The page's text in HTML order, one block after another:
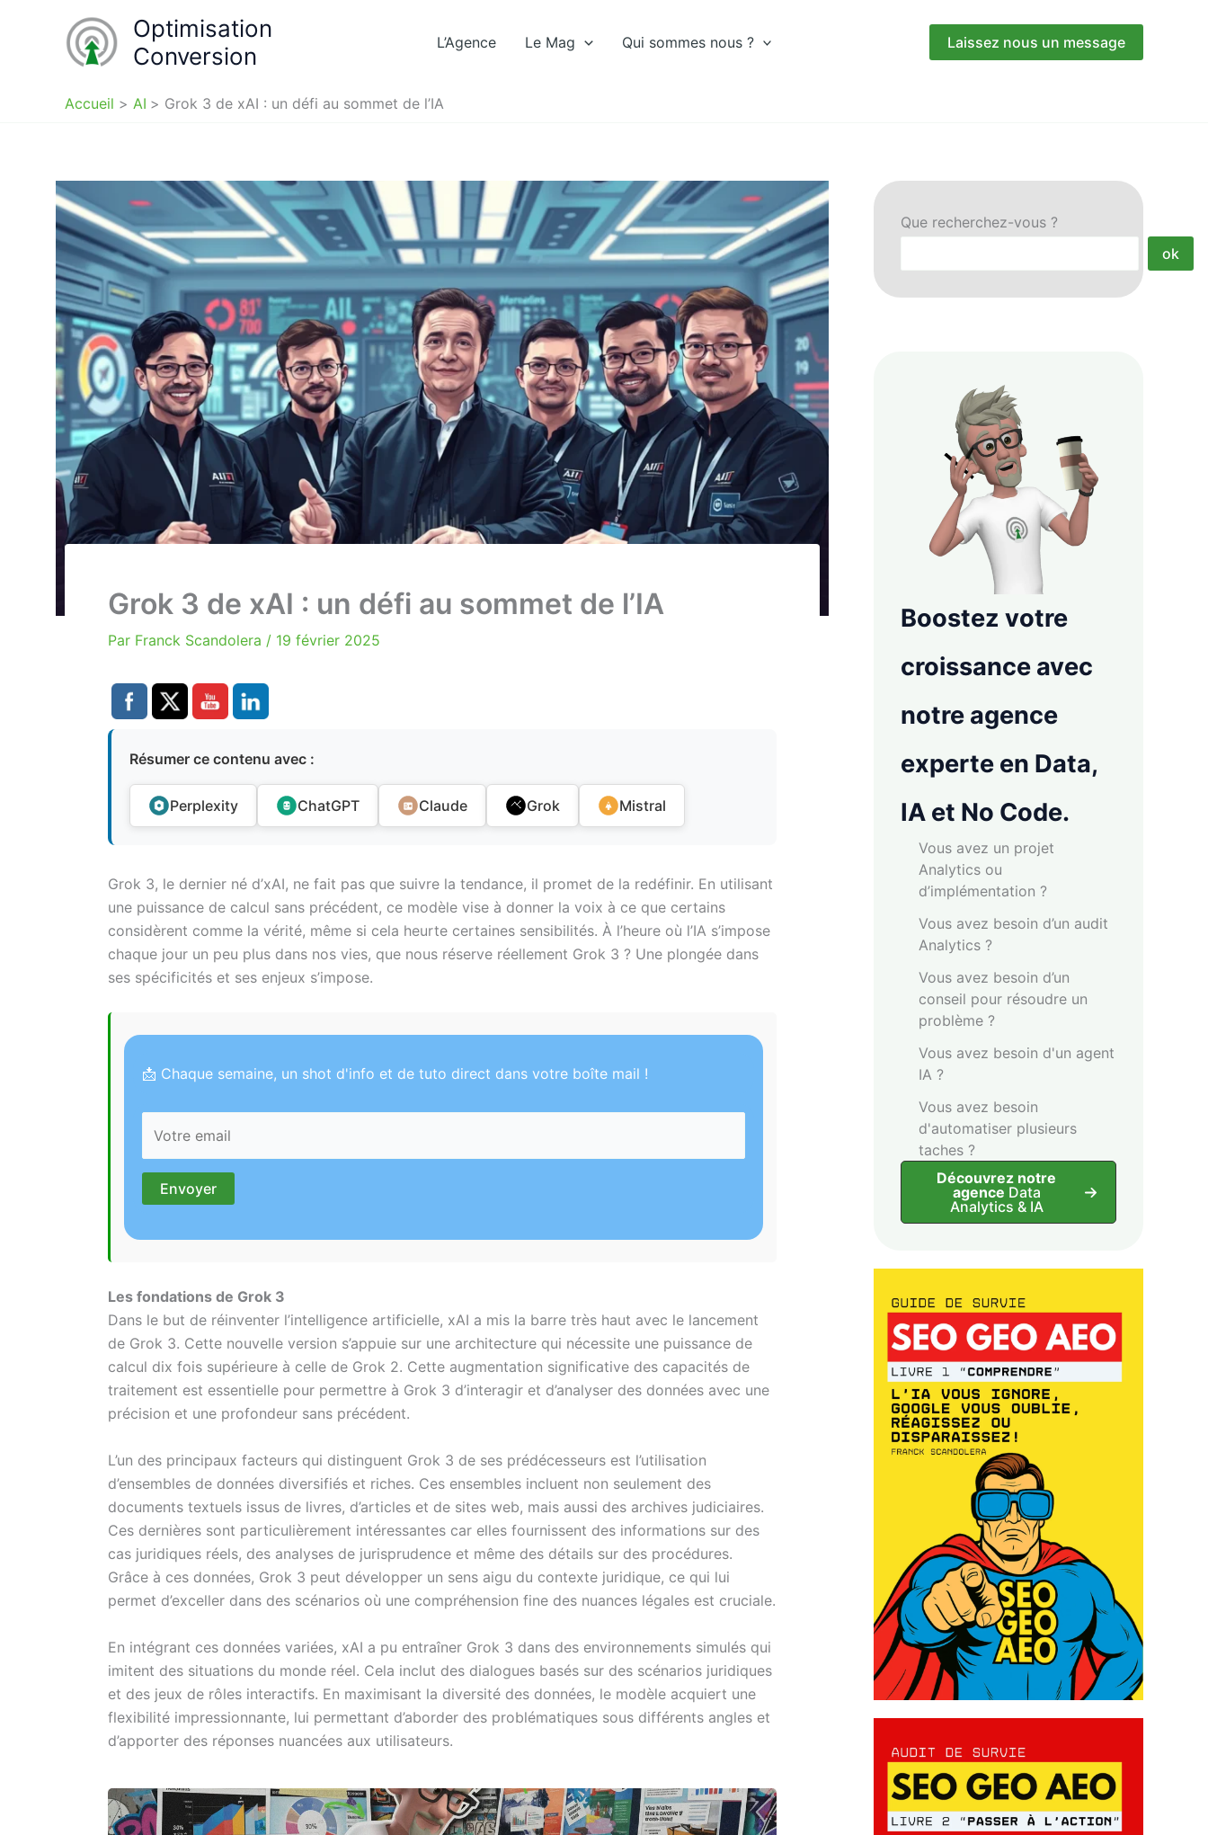
Optimisation
Conversion
L’Agence Le Mag Qui sommes nous ? Laissez nous un message
Accueil AI Grok 3 de xAI : un défi au sommet de l’IA
Grok 3 de xAI : un défi au sommet de l’IA
Par Franck Scandolera / 19 février 2025
Résumer ce contenu avec :
Perplexity ChatGPT Claude Grok Mistral
Grok 3, le dernier né d’xAI, ne fait pas que suivre la tendance, il promet de la redéfinir. En utilisant
une puissance de calcul sans précédent, ce modèle vise à donner la voix à ce que certains
considèrent comme la vérité, même si cela heurte certaines sensibilités. À l’heure où l’IA s’impose
chaque jour un peu plus dans nos vies, que nous réserve réellement Grok 3 ? Une plongée dans
ses spécificités et ses enjeux s’impose.
📩 Chaque semaine, un shot d'info et de tuto direct dans votre boîte mail !
Les fondations de Grok 3
Dans le but de réinventer l’intelligence artificielle, xAI a mis la barre très haut avec le lancement
de Grok 3. Cette nouvelle version s’appuie sur une architecture qui nécessite une puissance de
calcul dix fois supérieure à celle de Grok 2. Cette augmentation significative des capacités de
traitement est essentielle pour permettre à Grok 3 d’interagir et d’analyser des données avec une
précision et une profondeur sans précédent.
L’un des principaux facteurs qui distinguent Grok 3 de ses prédécesseurs est l’utilisation
d’ensembles de données diversifiés et riches. Ces ensembles incluent non seulement des
documents textuels issus de livres, d’articles et de sites web, mais aussi des archives judiciaires.
Ces dernières sont particulièrement intéressantes car elles fournissent des informations sur des
cas juridiques réels, des analyses de jurisprudence et même des détails sur des procédures.
Grâce à ces données, Grok 3 peut développer un sens aigu du contexte juridique, ce qui lui
permet d’exceller dans des scénarios où une compréhension fine des nuances légales est cruciale.
En intégrant ces données variées, xAI a pu entraîner Grok 3 dans des environnements simulés qui
imitent des situations du monde réel. Cela inclut des dialogues basés sur des scénarios juridiques
et des jeux de rôles interactifs. En maximisant la diversité des données, le modèle acquiert une
flexibilité impressionnante, lui permettant d’aborder des problématiques sous différents angles et
d’apporter des réponses nuancées aux utilisateurs.
Que recherchez-vous ?
ok
Boostez votre
croissance avec
notre agence
experte en Data,
IA et No Code.
Vous avez un projet
Analytics ou
d’implémentation ?
Vous avez besoin d’un audit
Analytics ?
Vous avez besoin d’un
conseil pour résoudre un
problème ?
Vous avez besoin d'un agent
IA ?
Vous avez besoin
d'automatiser plusieurs
taches ?
Découvrez notre
agence Data
Analytics & IA